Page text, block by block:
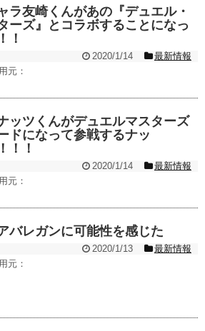
ラ友崎くんがあの『デュエル・
ーズ』とコラボすることになっ
！
2020/1/14
最新情報
元：
ッツくんがデュエルマスターズ
ドになって参戦するナッ
！！
2020/1/14
最新情報
元：
バレガンに可能性を感じた
2020/1/13
最新情報
元：